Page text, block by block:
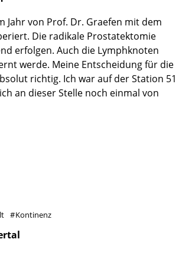
wurden besonders
Sauerstoff kontrolliert und
durchgeführt. Dank der
konnte ich am 12. April 2026
verlassen, wofür ich
seinem Team von Herzen dankbar
Jahr von Prof. Dr. Graefen mit dem
Die radikale Prostatektomie
erfolgen. Auch die Lymphknoten
werde. Meine Entscheidung für die
richtig. Ich war auf der Station 51
an dieser Stelle noch einmal von
Prof. Dr. Graefen, der trotz
jeden Tag für mich
Dieses Bild zeigen ja auch sehr
meinen Erfahrungen im
Kontinenz